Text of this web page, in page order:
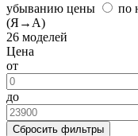
убыванию цены
по
(Я→А)
26 моделей
Цена
от
до
Сбросить фильтры